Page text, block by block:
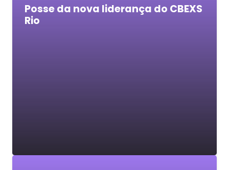
Posse da nova liderança do CBEXS
Rio